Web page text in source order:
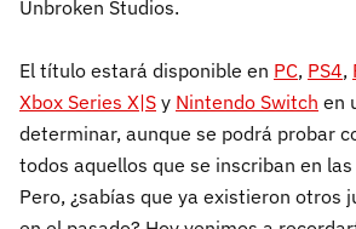
Unbroken Studios.
El título estará disponible en PC, PS4,
Xbox Series X|S y Nintendo Switch en
determinar, aunque se podrá probar
todos aquellos que se inscriban en
Pero, ¿sabías que ya existieron otros